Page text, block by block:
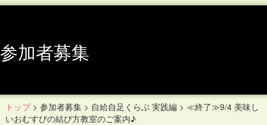
参加者募集
トップ> 参加者募集> 自給自足くらぶ 実践編> ≪終了≫9/4 美味し
いおむすびの結び方教室のご案内♪